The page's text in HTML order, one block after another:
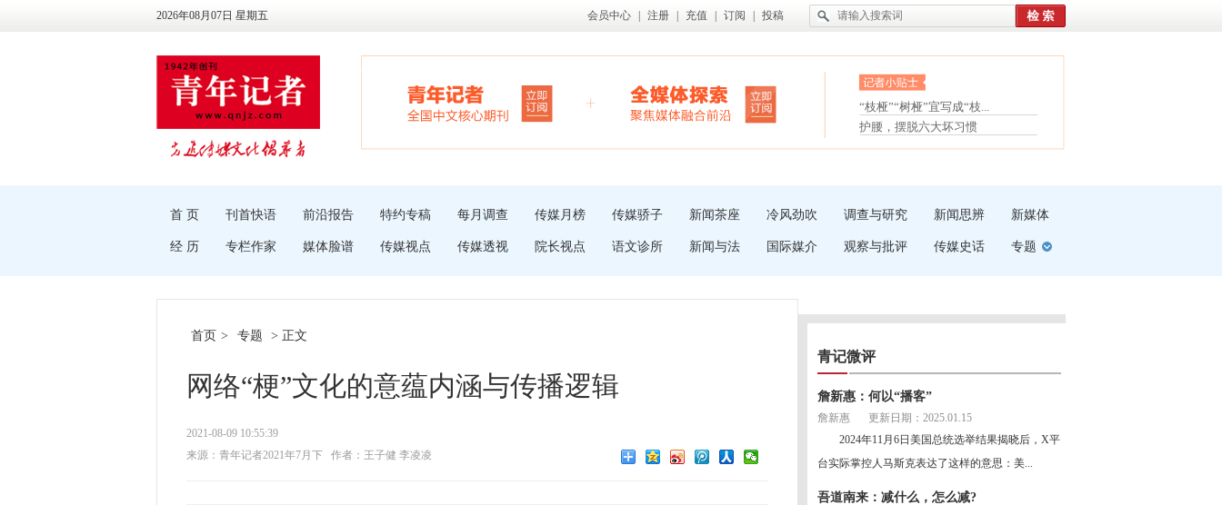
2026年08月07日 星期五 会员中心 注册 充值 订阅 投稿
眼白变红或是结膜下出血
“枝桠”“树桠”宜写成“枝...
夏天缓解疲劳有三招
护腰，摆脱六大坏习惯
受伤了冰敷还是热敷
首 页 刊首快语 前沿报告 特约专稿 每月调查 传媒月榜 传媒骄子 新闻茶座 冷风劲吹 调查与研究 新闻思辨 新媒体
经 历 专栏作家 媒体脸谱 传媒视点 传媒透视 院长视点 语文诊所 新闻与法 国际媒介 观察与批评 传媒史话 专题
首页 > 专题 > 正文
网络“梗”文化的意蕴内涵与传播逻辑
2021-08-09 10:55:39
来源：青年记者2021年7月下
作者：王子健 李凌凌
青记微评
詹新惠：何以“播客”
詹新惠
更新日期：2025.01.15
2024年11月6日美国总统选举结果揭晓后，X平
台实际掌控人马斯克表达了这样的意思：美...
吾道南来：减什么，怎么减?